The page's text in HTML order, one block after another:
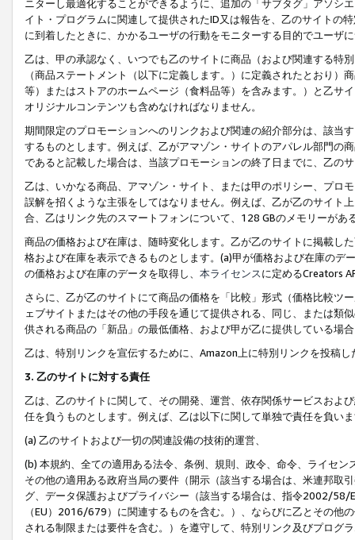
ニターし最適化することができるように、追加の「サブタグ」アソシ
イト・プログラムに関連して提供されたID又は報告を、乙のサイトの
に到着したときに、かかるユーザの行動をモニターする目的でユーザ
乙は、甲の承認なく、いつでも乙のサイトに商品（および関連する特
（商品ステートメント（以下に定義します。）に定義されたとおり
等）またはストアのホームページ（食料品等）を含みます。）と乙サ
オリジナルコンテンツも含めなければなりません。
期間限定のプロモーションへのリンクおよび関連の紹介部分は、該当
するものとします。例えば、乙がアマゾン・サイトのアパレル部門の
であると記載した場合は、当該プロモーションの終了日までに、乙の
乙は、いかなる商品、アマゾン・サイト、または甲のポリシー、プロ
誤解を招くような主張をしてはなりません。例えば、乙が乙のサイト
合、乙はリンク先のスマートフォンについて、128 GBのメモリーがあ
商品の価格および在庫は、随時変化します。乙が乙のサイトに掲載し
格および在庫を表示できるものとします。(a)甲が価格および在庫の
の価格および在庫のデータを取得し、 本ライセンスに定めるCreators
さらに、乙が乙のサイトにて商品の価格を「比較」形式（価格比較ツ
ェブサイトまたはその他の手段を通じて提供される、同じ、または類
供される商品の「新品」の最低価格、および甲が乙に提供している場
乙は、特別リンクを宣伝するために、Amazon上に特別リンクを投稿
3. 乙のサイトに対する責任
乙は、乙のサイトに関して、その開発、運営、依存関係サービスおよ
任を負うものとします。例えば、乙は以下に関して単独で責任を負い
(a) 乙のサイトおよび一切の関連設備の技術的運営、
(b) 本規約、全ての適用ある法令、条例、規則、政令、命令、ライセ
その他の適用ある政府当局の要件（開示（該当する場合は、米連邦取
グ、データ保護およびプライバシー（該当する場合は、指令2002/58/
（EU）2016/679）に関連するものを含む。）、ならびに乙とその他
される制限または要件を含む。）を遵守して、特別リンク及びプログ